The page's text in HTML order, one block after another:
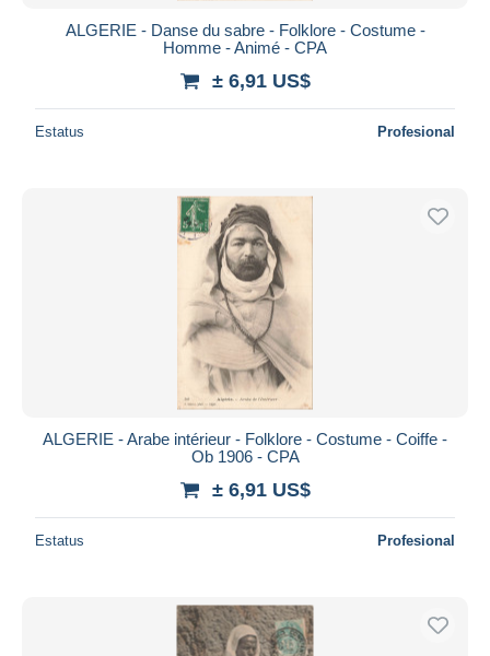
ALGERIE - Danse du sabre - Folklore - Costume -
Homme - Animé - CPA
± 6,91 US$
Estatus Profesional
ALGERIE - Arabe intérieur - Folklore - Costume - Coiffe -
Ob 1906 - CPA
± 6,91 US$
Estatus Profesional